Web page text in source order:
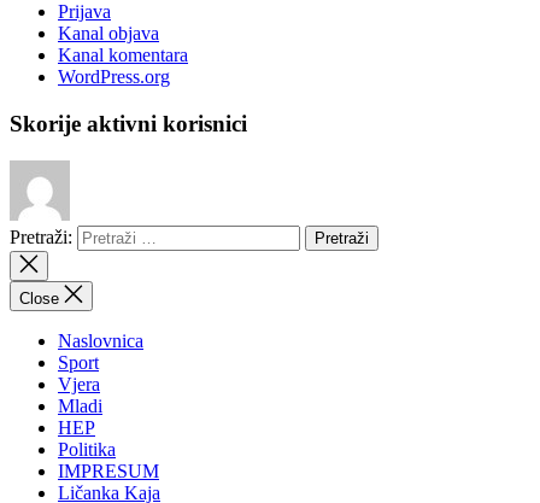
Prijava
Kanal objava
Kanal komentara
WordPress.org
Skorije aktivni korisnici
Pretraži:
Close
Naslovnica
Sport
Vjera
Mladi
HEP
Politika
IMPRESUM
Ličanka Kaja